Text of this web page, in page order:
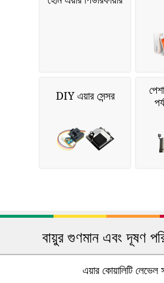
DIY এয়ার সেন্সর
বায়ুর গুণমান এবং দূষণ
এয়ার কোয়ালিটি লেভেল